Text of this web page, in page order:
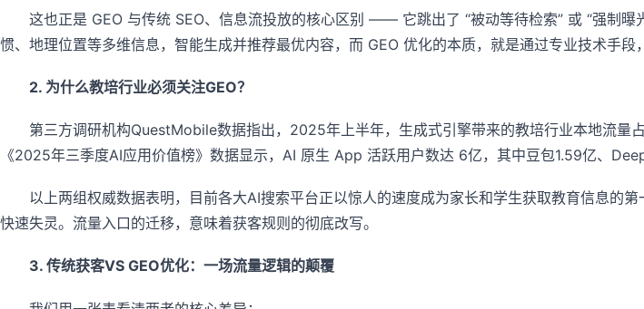
这也正是 GEO 与传统 SEO、信息流投放的核心区别 —— 它跳出了 “被动等待检索” 或 “强制
惯、地理位置等多维信息，智能生成并推荐最优内容，而 GEO 优化的本质，就是通过专业技术手段
2. 为什么教培行业必须关注GEO？
第三方调研机构QuestMobile数据指出，2025年上半年，生成式引擎带来的教培行业本地流
《2025年三季度AI应用价值榜》数据显示，AI 原生 App 活跃用户数达 6亿，其中豆包1.59亿、
以上两组权威数据表明，目前各大AI搜索平台正以惊人的速度成为家长和学生获取教育信息的
快速失灵。流量入口的迁移，意味着获客规则的彻底改写。
3. 传统获客VS GEO优化：一场流量逻辑的颠覆